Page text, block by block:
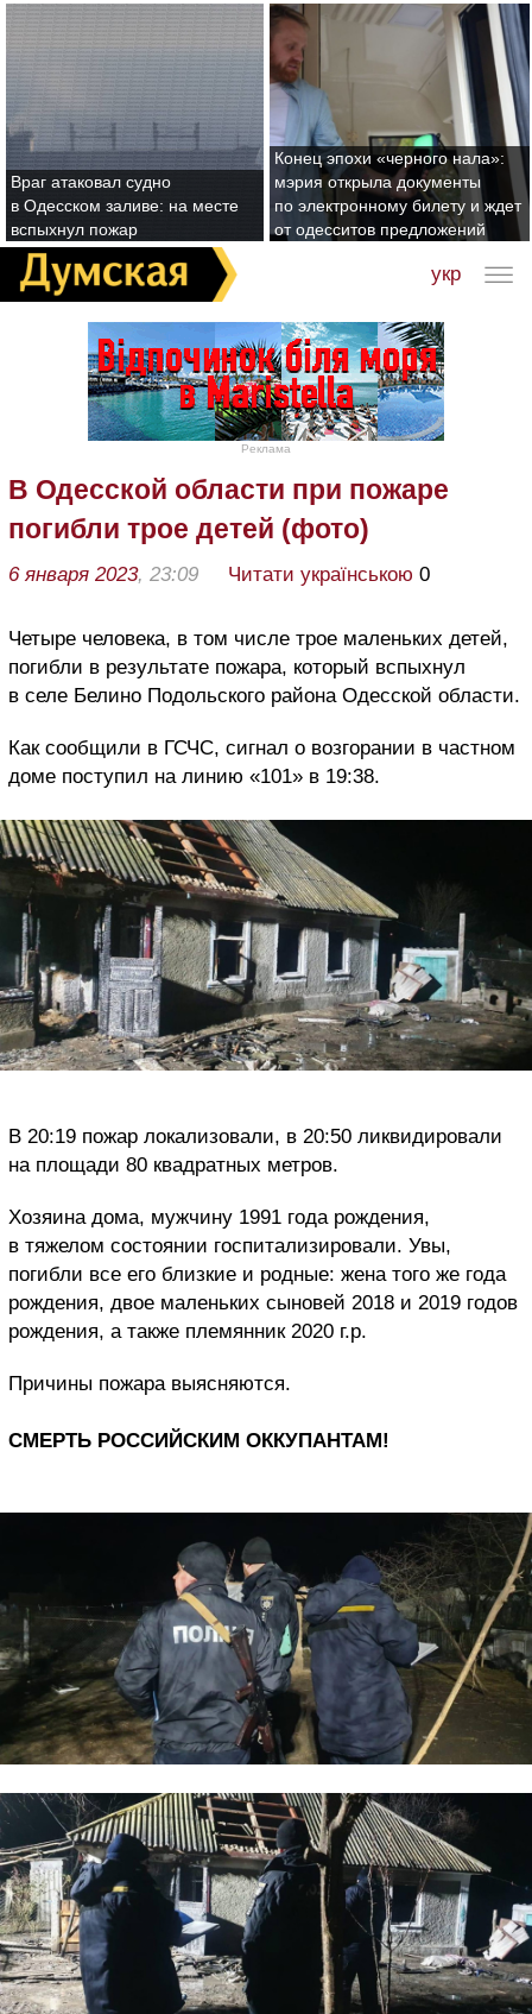
Враг атаковал судно
в Одесском заливе: на месте
вспыхнул пожар
Конец эпохи «черного нала»:
мэрия открыла документы
по электронному билету и ждет
от одесситов предложений
укр
Реклама
В Одесской области при пожаре
погибли трое детей (фото)
6 января 2023, 23:09 Читати українською 0
Четыре человека, в том числе трое маленьких детей,
погибли в результате пожара, который вспыхнул
в селе Белино Подольского района Одесской области.
Как сообщили в ГСЧС, сигнал о возгорании в частном
доме поступил на линию «101» в 19:38.
В 20:19 пожар локализовали, в 20:50 ликвидировали
на площади 80 квадратных метров.
Хозяина дома, мужчину 1991 года рождения,
в тяжелом состоянии госпитализировали. Увы,
погибли все его близкие и родные: жена того же года
рождения, двое маленьких сыновей 2018 и 2019 годов
рождения, а также племянник 2020 г.р.
Причины пожара выясняются.
СМЕРТЬ РОССИЙСКИМ ОККУПАНТАМ!